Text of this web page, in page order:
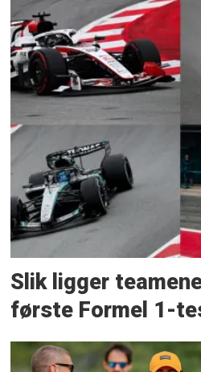
Slik ligger
første Formel 1-